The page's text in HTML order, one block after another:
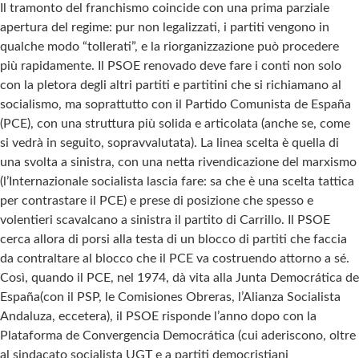
Il tramonto del franchismo coincide con una prima parziale
apertura del regime: pur non legalizzati, i partiti vengono in
qualche modo “tollerati”, e la riorganizzazione può procedere
più rapidamente. Il PSOE renovado deve fare i conti non solo
con la pletora degli altri partiti e partitini che si richiamano al
socialismo, ma soprattutto con il Partido Comunista de España
(PCE), con una struttura più solida e articolata (anche se, come
si vedrà in seguito, sopravvalutata). La linea scelta è quella di
una svolta a sinistra, con una netta rivendicazione del marxismo
(l’Internazionale socialista lascia fare: sa che è una scelta tattica
per contrastare il PCE) e prese di posizione che spesso e
volentieri scavalcano a sinistra il partito di Carrillo. Il PSOE
cerca allora di porsi alla testa di un blocco di partiti che faccia
da contraltare al blocco che il PCE va costruendo attorno a sé.
Così, quando il PCE, nel 1974, dà vita alla Junta Democrática de
España(con il PSP, le Comisiones Obreras, l’Alianza Socialista
Andaluza, eccetera), il PSOE risponde l’anno dopo con la
Plataforma de Convergencia Democrática (cui aderiscono, oltre
al sindacato socialista UGT e a partiti democristiani